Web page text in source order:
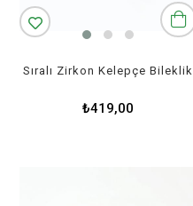
Sıralı Zirkon Kelepçe Bileklik
₺419,00